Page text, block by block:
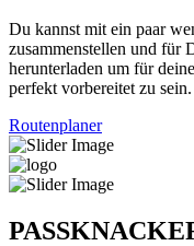
Du kannst mit ein paar
zusammenstellen und für
herunterladen um für
perfekt vorbereitet zu sein.
Routenplaner